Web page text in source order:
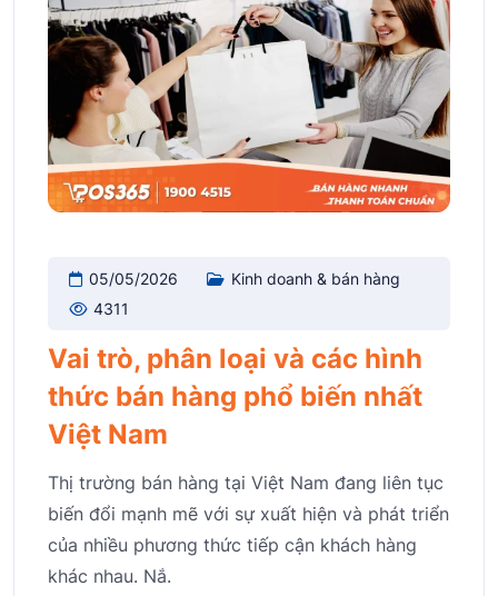
05/05/2026
Kinh doanh & bán hàng
4311
Vai trò, phân loại và các hình
thức bán hàng phổ biến nhất
Việt Nam
Thị trường bán hàng tại Việt Nam đang liên tục
biến đổi mạnh mẽ với sự xuất hiện và phát triển
của nhiều phương thức tiếp cận khách hàng
khác nhau. Nắ.